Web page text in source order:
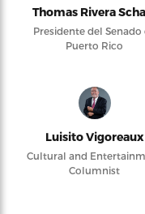
Thomas Rivera
Presidente del Senado
Puerto Rico
Luisito Vigoreaux
Cultural and
Columnist